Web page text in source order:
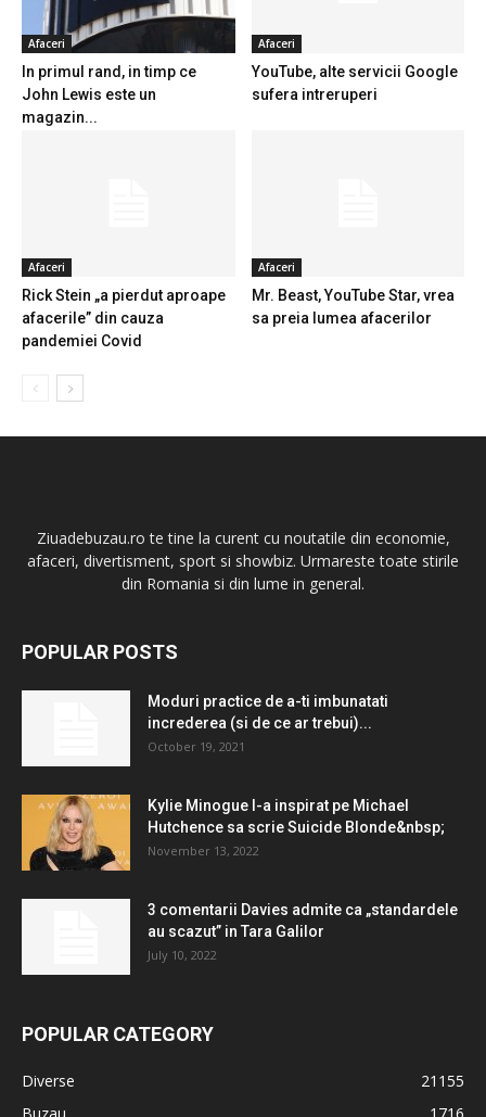
Afaceri
In primul rand, in timp ce
John Lewis este un
magazin...
Afaceri
YouTube, alte servicii Google
sufera intreruperi
Afaceri
Rick Stein „a pierdut aproape
afacerile” din cauza
pandemiei Covid
Afaceri
Mr. Beast, YouTube Star, vrea
sa preia lumea afacerilor
Ziuadebuzau.ro te tine la curent cu noutatile din economie,
afaceri, divertisment, sport si showbiz. Urmareste toate stirile
din Romania si din lume in general.
POPULAR POSTS
Moduri practice de a-ti imbunatati
increderea (si de ce ar trebui)...
October 19, 2021
Kylie Minogue l-a inspirat pe Michael
Hutchence sa scrie Suicide Blonde&nbsp;
November 13, 2022
3 comentarii Davies admite ca „standardele
au scazut” in Tara Galilor
July 10, 2022
POPULAR CATEGORY
Diverse
21155